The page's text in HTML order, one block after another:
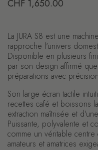
Prix régulier
CHF 1,650.00
La JURA S8 est une
rapproche l'univers
Disponible en plusieurs
par son design affirmé
préparations avec
Son large écran tactile
recettes café et boissons
extraction maîtrisée et
Puissante, polyvalente et
comme un véritable
amateurs et amatrices